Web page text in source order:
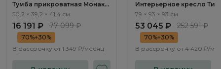
Тумба прикроватная Монако
/ Monako MN010.3
50,2 × 39,2 × 41,4 см
16 191 ₽ 77 099 ₽
70%+30%
В рассрочку от 1 349 ₽/месяц
Интерьерное кресло
/ Tyrol ММ102.3
79 × 93 × 93 см
53 045 ₽ 252 591 ₽
70%+30%
В рассрочку от 4 420 ₽/